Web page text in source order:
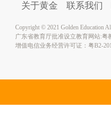
关于黄金 联系我们
Copyright © 2021 Golden Education
广东省教育厅批准设立教育网站:粤
增值电信业务经营许可证：粤B2-